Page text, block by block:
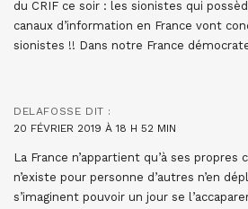
du CRIF ce soir : les sionistes qui
canaux d’information en France vont
sionistes !! Dans notre France
DELAFOSSE DIT :
20 FÉVRIER 2019 À 18 H 52 MIN
La France n’appartient qu’à ses
n’existe pour personne d’autres n’en
s’imaginent pouvoir un jour se